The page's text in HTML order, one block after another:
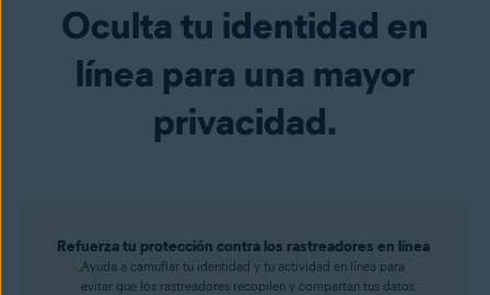
Oculta tu identidad en
línea para una mayor
privacidad.
Refuerza tu protección contra los rastreadores en línea
Ayuda a camuflar tu identidad y tu actividad en línea para
evitar que los rastreadores recopilen y compartan tus datos.